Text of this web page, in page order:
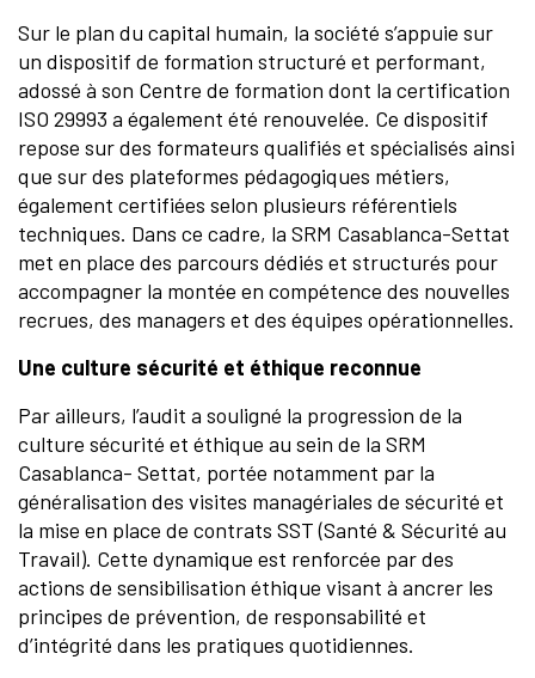
Sur le plan du capital humain, la société s’appuie sur
un dispositif de formation structuré et performant,
adossé à son Centre de formation dont la certification
ISO 29993 a également été renouvelée. Ce dispositif
repose sur des formateurs qualifiés et spécialisés ainsi
que sur des plateformes pédagogiques métiers,
également certifiées selon plusieurs référentiels
techniques. Dans ce cadre, la SRM Casablanca-Settat
met en place des parcours dédiés et structurés pour
accompagner la montée en compétence des nouvelles
recrues, des managers et des équipes opérationnelles.
Une culture sécurité et éthique reconnue
Par ailleurs, l’audit a souligné la progression de la
culture sécurité et éthique au sein de la SRM
Casablanca- Settat, portée notamment par la
généralisation des visites managériales de sécurité et
la mise en place de contrats SST (Santé & Sécurité au
Travail). Cette dynamique est renforcée par des
actions de sensibilisation éthique visant à ancrer les
principes de prévention, de responsabilité et
d’intégrité dans les pratiques quotidiennes.